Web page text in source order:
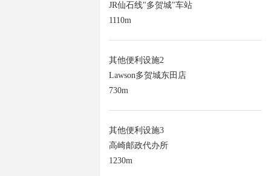
JR仙石线"多贺城"车站
1110m
其他便利设施2
Lawson多贺城东田店
730m
其他便利设施3
高崎邮政代办所
1230m